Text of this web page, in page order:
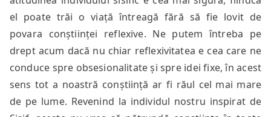
el poate trăi o viață întreagă fără să fie lovit de
povara conștiinței reflexive. Ne putem întreba pe
drept acum dacă nu chiar reflexivitatea e cea care ne
conduce spre obsesionalitate și spre idei fixe, în acest
sens tot a noastră conștiință ar fi răul cel mai mare
de pe lume. Revenind la individul nostru inspirat de